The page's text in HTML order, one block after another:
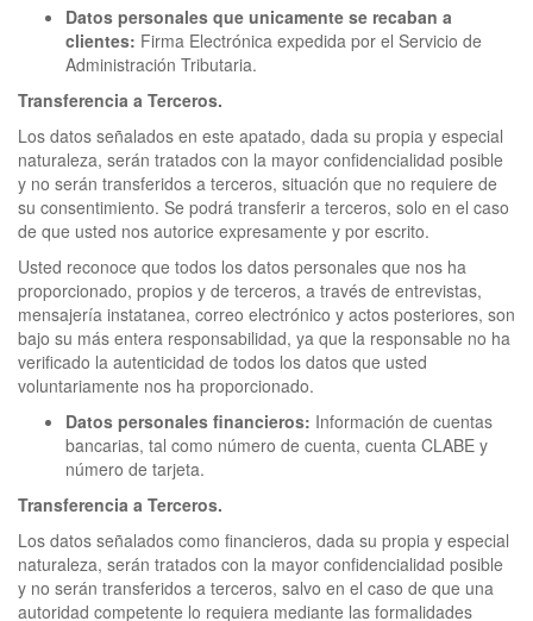
Datos personales que unicamente se recaban a
clientes: Firma Electrónica expedida por el Servicio de
Administración Tributaria.
Transferencia a Terceros.
Los datos señalados en este apatado, dada su propia y especial
naturaleza, serán tratados con la mayor confidencialidad posible
y no serán transferidos a terceros, situación que no requiere de
su consentimiento. Se podrá transferir a terceros, solo en el caso
de que usted nos autorice expresamente y por escrito.
Usted reconoce que todos los datos personales que nos ha
proporcionado, propios y de terceros, a través de entrevistas,
mensajería instatanea, correo electrónico y actos posteriores, son
bajo su más entera responsabilidad, ya que la responsable no ha
verificado la autenticidad de todos los datos que usted
voluntariamente nos ha proporcionado.
Datos personales financieros: Información de cuentas
bancarias, tal como número de cuenta, cuenta CLABE y
número de tarjeta.
Transferencia a Terceros.
Los datos señalados como financieros, dada su propia y especial
naturaleza, serán tratados con la mayor confidencialidad posible
y no serán transferidos a terceros, salvo en el caso de que una
autoridad competente lo requiera mediante las formalidades